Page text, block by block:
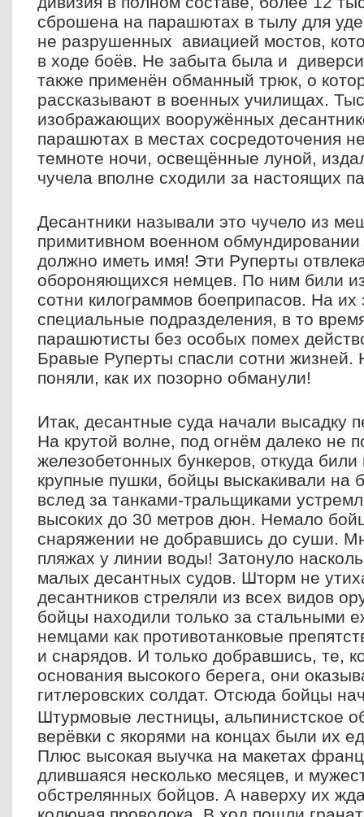
сброшена на парашютах в тылу для
не разрушенных авиацией мостов,
в ходе боёв. Не забыта была и
также применён обманный трюк, о
рассказывают в военных училищах.
изображающих вооружённых
парашютах в местах сосредоточения
темноте ночи, освещённые луной,
чучела вполне сходили за настоящих
Десантники называли это чучело из
примитивном военном
должно иметь имя! Эти Руперты
обороняющихся немцев. По ним били
сотни килограммов боеприпасов. На их
специальные подразделения, в то
парашютисты без особых помех
Бравые Руперты спасли сотни жизней.
поняли, как их позорно обманули!
Итак, десантные суда начали высадку
На крутой волне, под огнём далеко не
железобетонных бункеров, откуда
крупные пушки, бойцы выскакивали на
вслед за танками-тральщиками
высоких до 30 метров дюн. Немало
снаряжении не добравшись до суши.
пляжах у линии воды! Затонуло
малых десантных судов. Шторм не
десантников стреляли из всех видов
бойцы находили только за стальными
немцами как противотанковые
и снарядов. И только добравшись, те,
основания высокого берега, они
гитлеровских солдат. Отсюда бойцы
Штурмовые лестницы, альпинистское
верёвки с якорями на концах были их
Плюс высокая выучка на макетах
длившаяся несколько месяцев, и
обстрелянных бойцов. А наверху их